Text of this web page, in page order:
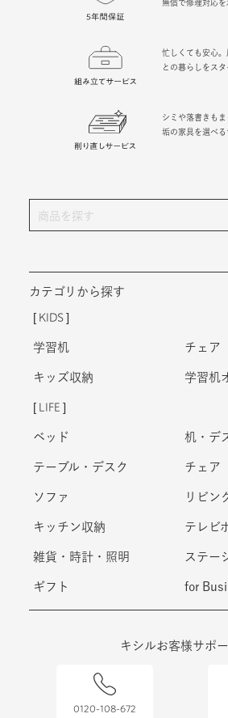
忙しくても安心
との暮らしをスタ
シミや落書きも
垢の家具を選べる
カテゴリから探す
KIDS
学習机 チェア
キッズ収納 学習机
LIFE
ベッド 机・デ
テーブル・デスク チェア
ソファ リビン
キッチン収納 テレビ
雑貨・時計・照明 ステー
ギフト for
キシルお客様サポ
0120-108-672